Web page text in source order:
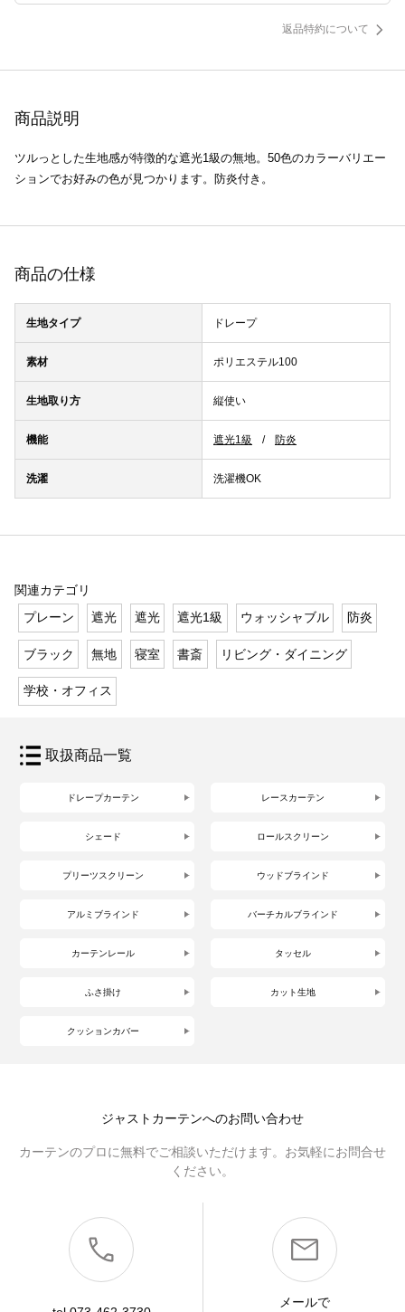
返品特約について
商品説明
ツルっとした生地感が特徴的な遮光1級の無地。50色のカラーバリエー
ションでお好みの色が見つかります。防炎付き。
商品の仕様
生地タイプ ドレープ
素材 ポリエステル100
生地取り方 縦使い
機能 遮光1級 防炎
洗濯 洗濯機OK
関連カテゴリ
プレーン
遮光 遮光 遮光1級 ウォッシャブル 防炎
ブラック 無地 寝室 書斎 リビング・ダイニング
学校・オフィス
取扱商品一覧
ドレープカーテン レースカーテン
シェード ロールスクリーン
プリーツスクリーン ウッドブラインド
アルミブラインド バーチカルブラインド
カーテンレール タッセル
ふさ掛け カット生地
クッションカバー
ジャストカーテンへのお問い合わせ
カーテンのプロに無料でご相談いただけます。お気軽にお問合せ
ください。
メールで